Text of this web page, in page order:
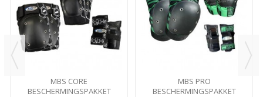
MBS CORE
BESCHERMINGSPAKKET
MBS PRO
BESCHERMINGSPAKKET